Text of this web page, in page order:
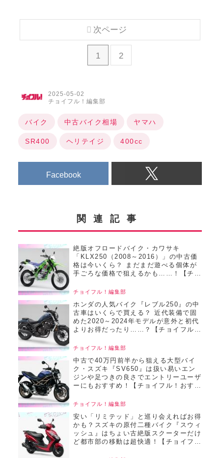
1 2
次ページ
2025-05-02
チョイフル！編集部
バイク 中古バイク相場 ヤマハ
SR400 ヘリテイジ 400cc
Facebook
関連記事
絶版オフロードバイク・カワサキ
「KLX250（2008～2016）」の中古価
格は今いくら？ まだまだ遊べる個体が
手ごろな価格で狙えるかも……！【チョ
チ／22025年8月版】
チョイフル！編集部
ホンダの人気バイク『レブル250』の中
古車はいくらで買える？ 近代装備で固
めた2020～2024年モデルが意外と初代
よりお得だったり……？【チョイフル！
2025年6月版】
チョイフル！編集部
中古で40万円前半から狙える大型バイ
ク・スズキ『SV650』は扱い易いエン
ジンや足つきの良さでエントリーユーザ
ーにもおすすめ！【チョイフル！おすす
版】
チョイフル！編集部
安い「リミテッド」と巡り会えればお得
かも？スズキの原付二種バイク『スウィ
ッシュ』はちょい古絶版スクーターだけ
ど都市部の移動は超快適！【チョイフ